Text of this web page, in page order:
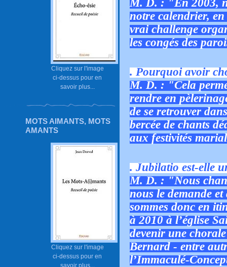
Cliquez sur l'image
ci-dessus pour en
savoir plus...
MOTS AIMANTS, MOTS
AMANTS
Cliquez sur l'image
ci-dessus pour en
savoir plus...
M. D. : "En 2003,
notre calendrier,
vrai challenge
les congés des
. Pourquoi avoir
M. D. : "Cela
rendre en
de se retrouver
bercée de chants
aux festivités
. Jubilatio est-elle
M. D. : "Nous
nous le demande
sommes donc en
à 2010 à l’église
devenir une
Bernard - entre
l’Immaculé-